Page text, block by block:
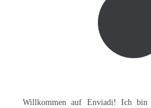
Willkommen auf Enviadi! Ich bin